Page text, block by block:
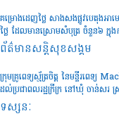
គម្រោងដេញថ្លៃ សាងសងផ្លូវបេតុងអាម
ថ្លៃ ដែលមានស្រោមសំបុត្រ ចំនួន៦ ក្នុងក
ព័ត៌មានសន្តិសុខ​សង្គម
ក្រុមគ្រូពេទ្យស្ម័ត្រចិត្ត នៃមន្ទីរពេទ្
ដល់ប្រជាពលរដ្ឋក្រីក្រ នៅឃុំ ចាន់សរ
ទស្សនៈ